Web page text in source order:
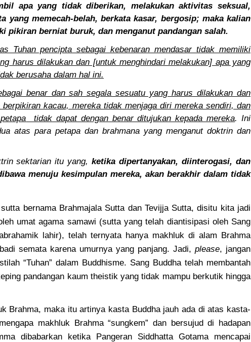
apa yang tidak diberikan, melakukan aktivitas seksual,
yang memecah-belah, berkata kasar, bergosip; maka kalian
pikiran berniat buruk, dan menganut pandangan salah.
Tuhan pencipta sebagai kebenaran mendasar tidak memiliki
harus dilakukan dan [untuk menghindari melakukan] apa yang
berusaha dalam hal ini.
benar dan sah segala sesuatu yang harus dilakukan dan
kacau, mereka tidak menjaga diri mereka sendiri, dan
petapa tidak dapat dengan benar ditujukan kepada mereka. Ini
atas para petapa dan brahmana yang menganut doktrin dan
sektarian itu yang,ketika dipertanyakan, diinterogasi, dan
menuju kesimpulan mereka, akan berakhir dalam tidak
bernama Brahmajala Sutta dan Tevijja Sutta, disitu kita jadi
umat agama samawi (sutta yang telah diantisipasi oleh Sang
lahir), telah ternyata hanya makhluk di alam Brahma
semata karena umurnya yang panjang. Jadi,please, jangan
“Tuhan” dalam Buddhisme. Sang Buddha telah membantah
pandangan kaum theistik yang tidak mampu berkutik hingga
Brahma, maka itu artinya kasta Buddha jauh ada di atas kasta-
makhluk Brahma “sungkem” dan bersujud di hadapan
dibabarkan ketika Pangeran Siddhatta Gotama mencapai